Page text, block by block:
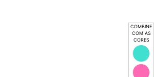
COMBINE
COM AS
CORES